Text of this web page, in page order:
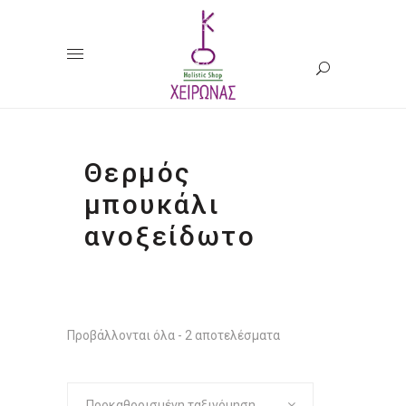
Θερμός
μπουκάλι
ανοξείδωτο
Προβάλλονται όλα - 2 αποτελέσματα